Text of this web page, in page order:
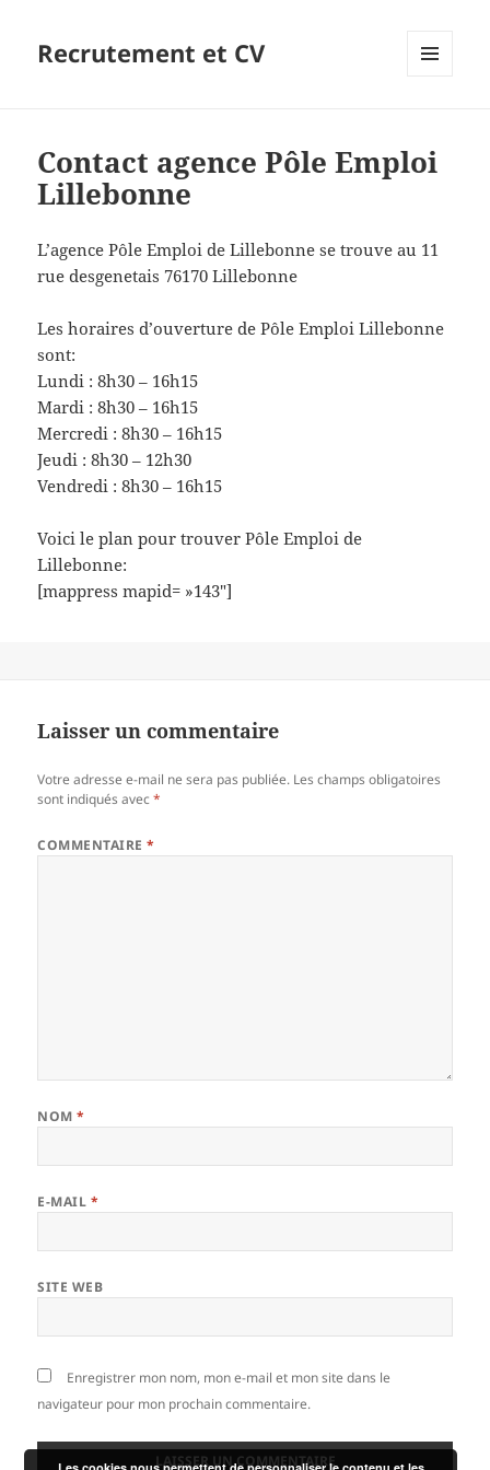
Recrutement et CV
Contact agence Pôle Emploi
Lillebonne
L’agence Pôle Emploi de Lillebonne se trouve au 11
rue desgenetais 76170 Lillebonne
Les horaires d’ouverture de Pôle Emploi Lillebonne
sont:
Lundi : 8h30 – 16h15
Mardi : 8h30 – 16h15
Mercredi : 8h30 – 16h15
Jeudi : 8h30 – 12h30
Vendredi : 8h30 – 16h15
Voici le plan pour trouver Pôle Emploi de
Lillebonne:
[mappress mapid= »143″]
Laisser un commentaire
Votre adresse e-mail ne sera pas publiée. Les champs obligatoires
sont indiqués avec*
COMMENTAIRE*
NOM*
E-MAIL *
SITE WEB
Enregistrer mon nom, mon e-mail et mon site dans le
navigateur pour mon prochain commentaire.